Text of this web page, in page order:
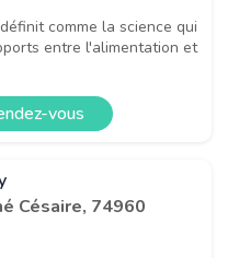
comme la science qui
entre l'alimentation et
vous
Césaire, 74960